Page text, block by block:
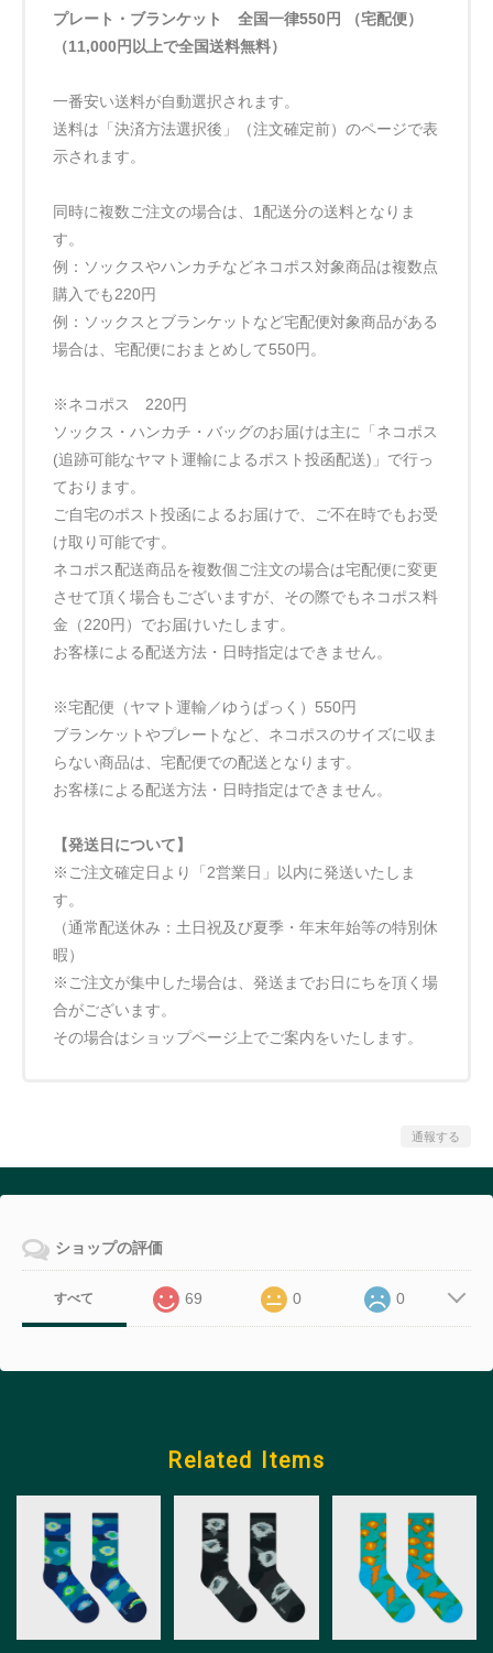
プレート・ブランケット 全国一律550円 （宅配便）
（11,000円以上で全国送料無料）
一番安い送料が自動選択されます。
送料は「決済方法選択後」（注文確定前）のページで表
示されます。
同時に複数ご注文の場合は、1配送分の送料となりま
す。
例：ソックスやハンカチなどネコポス対象商品は複数点
購入でも220円
例：ソックスとブランケットなど宅配便対象商品がある
場合は、宅配便におまとめして550円。
※ネコポス 220円
ソックス・ハンカチ・バッグのお届けは主に「ネコポス
(追跡可能なヤマト運輸によるポスト投函配送)」で行っ
ております。
ご自宅のポスト投函によるお届けで、ご不在時でもお受
け取り可能です。
ネコポス配送商品を複数個ご注文の場合は宅配便に変更
させて頂く場合もございますが、その際でもネコポス料
金（220円）でお届けいたします。
お客様による配送方法・日時指定はできません。
※宅配便（ヤマト運輸／ゆうぱっく）550円
ブランケットやプレートなど、ネコポスのサイズに収ま
らない商品は、宅配便での配送となります。
お客様による配送方法・日時指定はできません。
【発送日について】
※ご注文確定日より「2営業日」以内に発送いたしま
す。
（通常配送休み：土日祝及び夏季・年末年始等の特別休
暇）
※ご注文が集中した場合は、発送までお日にちを頂く場
合がございます。
その場合はショップページ上でご案内をいたします。
通報する
ショップの評価
すべて 69 0 0
Related Items